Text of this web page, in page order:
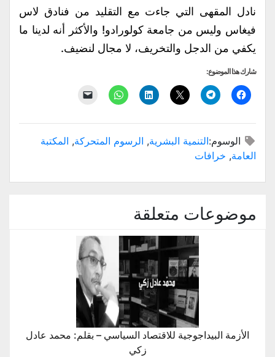
نادل المقهى التي جاءت مع التقليد من فنادق لاس
فيغاس وليس من جامعة كولورادو! والأكثر أنه لدينا ما
يكفي من الدجل والتخريف، لا مجال لنضيف.
شارك هذا الموضوع:
انقر
للمشاركة
(فتح
نافذة
جديدة)
انقر
للمشاركة
(فتح
نافذة
جديدة)
النقر
للمشاركة
(فتح
نافذة
جديدة)
اضغط
لتشارك
(فتح
نافذة
جديدة)
انقر
للمشاركة
(فتح
نافذة
جديدة)
البريد
إلى
صديق
جديدة)
الوسوم:التنمية البشرية, الرسوم المتحركة, المكتبة
العامة, خرافات
موضوعات متعلقة
الأزمة البيداجوجية للاقتصاد السياسي – بقلم: محمد عادل
زكي